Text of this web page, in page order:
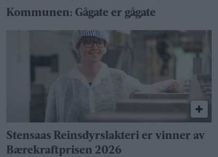
Kommunen: Gågate er gågate
Stensaas Reinsdyrslakteri er vinner av
Bærekraftprisen 2026